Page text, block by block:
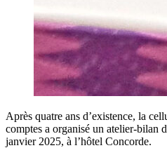
Après quatre ans d’existence, la
comptes a organisé un atelier-bilan
janvier 2025, à l’hôtel Concorde.